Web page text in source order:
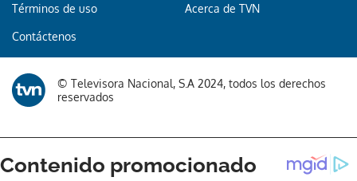
Gracias por suscribirte a nuestro boletín.
ACEPTAR
Términos de uso Acerca de TVN
Contáctenos
© Televisora Nacional, S.A 2024, todos los derechos
reservados